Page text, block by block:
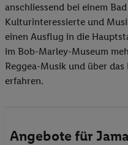
anschliessend bei einem
Kulturinteressierte und
einen Ausflug in die
im Bob-Marley-Museum
Reggea-Musik und über
erfahren.
Angebote für